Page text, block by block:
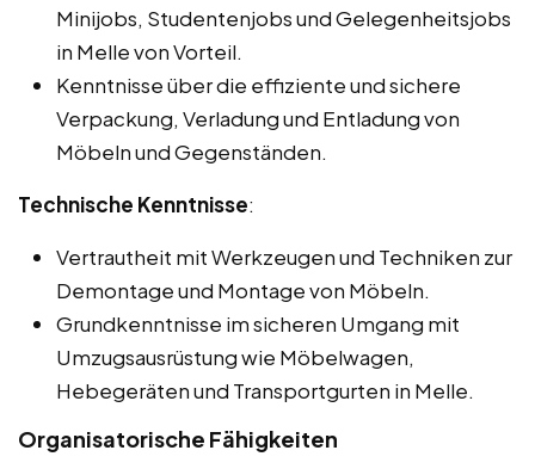
Minijobs, Studentenjobs und Gelegenheitsjobs
in Melle von Vorteil.
Kenntnisse über die effiziente und sichere
Verpackung, Verladung und Entladung von
Möbeln und Gegenständen.
Technische Kenntnisse:
Vertrautheit mit Werkzeugen und Techniken zur
Demontage und Montage von Möbeln.
Grundkenntnisse im sicheren Umgang mit
Umzugsausrüstung wie Möbelwagen,
Hebegeräten und Transportgurten in Melle.
Organisatorische Fähigkeiten